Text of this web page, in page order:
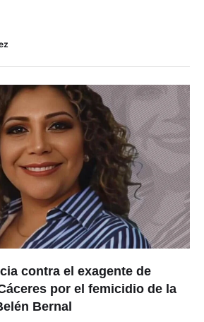
contra el exagente de
por el femicidio de la
Bernal